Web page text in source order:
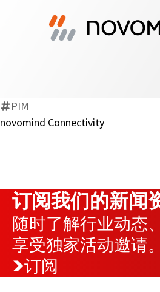
PIM
novomind Connectivity
订阅我们的新闻
随时了解行业动态
享受独家活动邀请。
订阅